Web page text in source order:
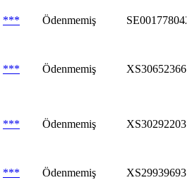
*** Ödenmemiş
*** Ödenmemiş
*** Ödenmemiş
*** Ödenmemiş